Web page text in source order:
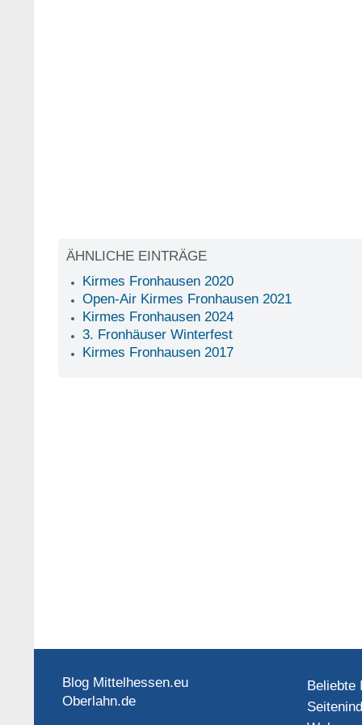
ÄHNLICHE EINTRÄGE
Kirmes Fronhausen 2020
Open-Air Kirmes Fronhausen 2021
Kirmes Fronhausen 2024
3. Fronhäuser Winterfest
Kirmes Fronhausen 2017
Blog Mittelhessen.eu
Oberlahn.de
Beliebte